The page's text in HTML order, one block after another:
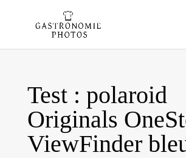
Test : polaroid
Originals
ViewFinder